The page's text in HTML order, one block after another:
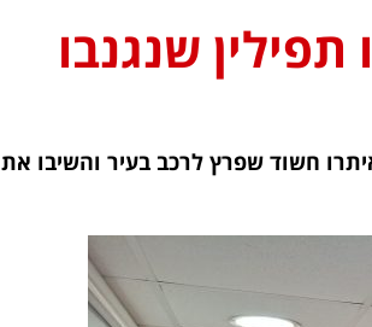
שנגנבו
חשוד שפרץ לרכב בעיר והשיבו את